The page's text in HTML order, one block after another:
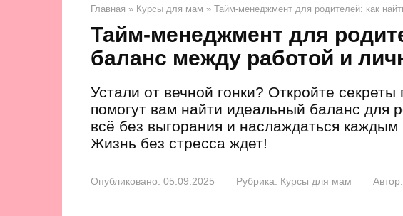
Главная » Курсы для мам » Тайм-менеджмент для родителей: как
Тайм-менеджмент для
баланс между работой и
Устали от вечной гонки? Откройте
помогут вам найти идеальный баланс для
всё без выгорания и наслаждаться
Жизнь без стресса ждет!
Опубликовано: 05.09.2025 Рубрика: Курсы для мам Автор: